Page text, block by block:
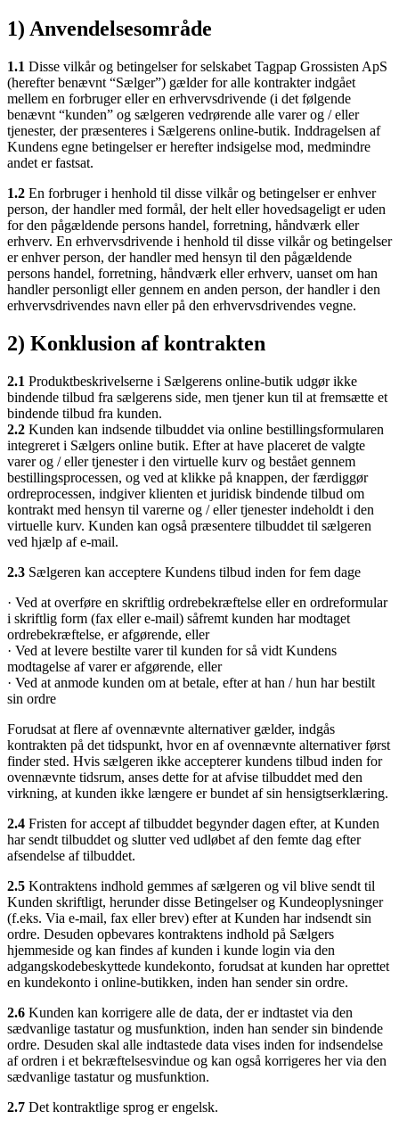
1) Anvendelsesområde
1.1 Disse vilkår og betingelser for selskabet Tagpap Grossisten ApS
(herefter benævnt “Sælger”) gælder for alle kontrakter indgået
mellem en forbruger eller en erhvervsdrivende (i det følgende
benævnt “kunden” og sælgeren vedrørende alle varer og / eller
tjenester, der præsenteres i Sælgerens online-butik. Inddragelsen af
Kundens egne betingelser er herefter indsigelse mod, medmindre
andet er fastsat.
1.2 En forbruger i henhold til disse vilkår og betingelser er enhver
person, der handler med formål, der helt eller hovedsageligt er uden
for den pågældende persons handel, forretning, håndværk eller
erhverv. En erhvervsdrivende i henhold til disse vilkår og betingelser
er enhver person, der handler med hensyn til den pågældende
persons handel, forretning, håndværk eller erhverv, uanset om han
handler personligt eller gennem en anden person, der handler i den
erhvervsdrivendes navn eller på den erhvervsdrivendes vegne.
2) Konklusion af kontrakten
2.1 Produktbeskrivelserne i Sælgerens online-butik udgør ikke
bindende tilbud fra sælgerens side, men tjener kun til at fremsætte et
bindende tilbud fra kunden.
2.2 Kunden kan indsende tilbuddet via online bestillingsformularen
integreret i Sælgers online butik. Efter at have placeret de valgte
varer og / eller tjenester i den virtuelle kurv og bestået gennem
bestillingsprocessen, og ved at klikke på knappen, der færdiggør
ordreprocessen, indgiver klienten et juridisk bindende tilbud om
kontrakt med hensyn til varerne og / eller tjenester indeholdt i den
virtuelle kurv. Kunden kan også præsentere tilbuddet til sælgeren
ved hjælp af e-mail.
2.3 Sælgeren kan acceptere Kundens tilbud inden for fem dage
· Ved at overføre en skriftlig ordrebekræftelse eller en ordreformular
i skriftlig form (fax eller e-mail) såfremt kunden har modtaget
ordrebekræftelse, er afgørende, eller
· Ved at levere bestilte varer til kunden for så vidt Kundens
modtagelse af varer er afgørende, eller
· Ved at anmode kunden om at betale, efter at han / hun har bestilt
sin ordre
Forudsat at flere af ovennævnte alternativer gælder, indgås
kontrakten på det tidspunkt, hvor en af ovennævnte alternativer først
finder sted. Hvis sælgeren ikke accepterer kundens tilbud inden for
ovennævnte tidsrum, anses dette for at afvise tilbuddet med den
virkning, at kunden ikke længere er bundet af sin hensigtserklæring.
2.4 Fristen for accept af tilbuddet begynder dagen efter, at Kunden
har sendt tilbuddet og slutter ved udløbet af den femte dag efter
afsendelse af tilbuddet.
2.5 Kontraktens indhold gemmes af sælgeren og vil blive sendt til
Kunden skriftligt, herunder disse Betingelser og Kundeoplysninger
(f.eks. Via e-mail, fax eller brev) efter at Kunden har indsendt sin
ordre. Desuden opbevares kontraktens indhold på Sælgers
hjemmeside og kan findes af kunden i kunde login via den
adgangskodebeskyttede kundekonto, forudsat at kunden har oprettet
en kundekonto i online-butikken, inden han sender sin ordre.
2.6 Kunden kan korrigere alle de data, der er indtastet via den
sædvanlige tastatur og musfunktion, inden han sender sin bindende
ordre. Desuden skal alle indtastede data vises inden for indsendelse
af ordren i et bekræftelsesvindue og kan også korrigeres her via den
sædvanlige tastatur og musfunktion.
2.7 Det kontraktlige sprog er engelsk.